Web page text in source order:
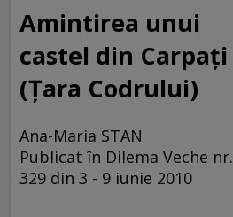
Amintirea unui
castel din Carpaţi
(Ţara Codrului)
Ana-Maria STAN
Publicat în Dilema Veche nr.
329 din 3 - 9 iunie 2010